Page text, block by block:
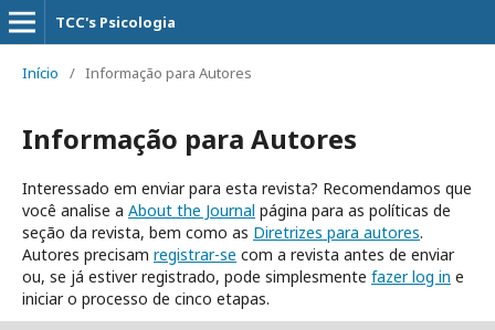
TCC's Psicologia
Início / Informação para Autores
Informação para Autores
Interessado em enviar para esta revista? Recomendamos que
você analise a About the Journal página para as políticas de
seção da revista, bem como as Diretrizes para autores.
Autores precisam registrar-se com a revista antes de enviar
ou, se já estiver registrado, pode simplesmente fazer log in e
iniciar o processo de cinco etapas.